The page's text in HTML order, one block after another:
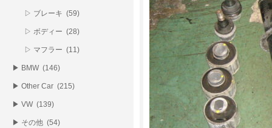
▷ ブレーキ (59)
▷ ボディー (28)
▷ マフラー (11)
▶ BMW (146)
▶ Other Car (215)
▶ VW (139)
▶ その他 (54)